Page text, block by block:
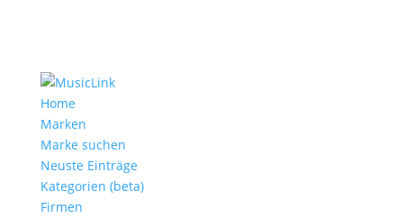
Home
Marken
Marke suchen
Neuste Einträge
Kategorien (beta)
Firmen